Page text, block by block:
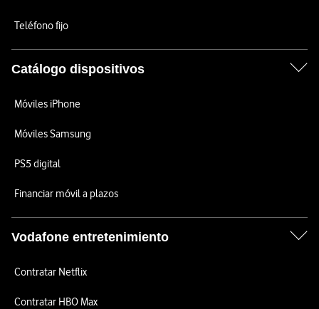
Teléfono fijo
Catálogo dispositivos
Móviles iPhone
Móviles Samsung
PS5 digital
Financiar móvil a plazos
Vodafone entretenimiento
Contratar Netflix
Contratar HBO Max